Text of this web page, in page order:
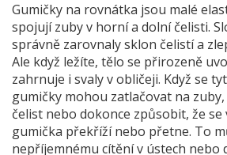
Gumičky na rovnátka jsou malé
spojují zuby v horní a dolní čelisti.
správně zarovnaly sklon čelistí a
Ale když ležíte, tělo se přirozeně
zahrnuje i svaly v obličeji. Když se
gumičky mohou zatlačovat na
čelist nebo dokonce způsobit, že se
gumička překříží nebo přetne. To
nepříjemnému cítění v ústech nebo